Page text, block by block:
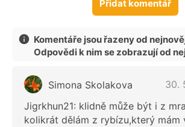
Přidat komentář
Komentáře jsou řazeny od
Odpovědi k nim se zobrazují od
Simona Skolakova
30.
Jigrkhun21: klidně může být i z
kolikrát dělám z rybízu,který mám